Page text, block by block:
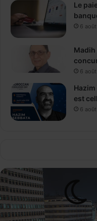
Le
6
Madih
6
est
6